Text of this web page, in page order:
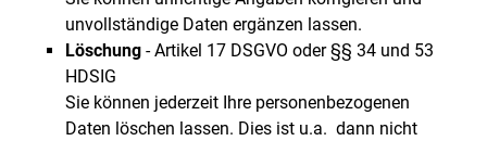
unvollständige Daten ergänzen lassen.
Löschung - Artikel 17 DSGVO oder §§ 34 und 53
HDSIG
Sie können jederzeit Ihre personenbezogenen
Daten löschen lassen. Dies ist u.a. dann nicht